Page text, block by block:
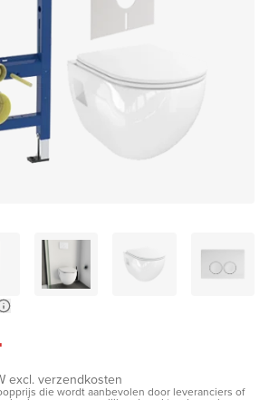
excl. verzendkosten
die wordt aanbevolen door leveranciers of